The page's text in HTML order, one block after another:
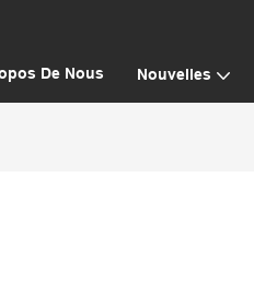
De Nous Nouvelles